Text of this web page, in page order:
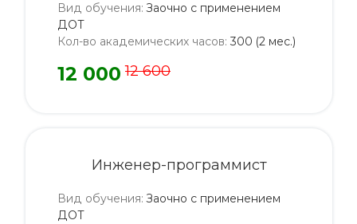
Вид обучения: Заочно с применением
ДОТ
Кол-во академических часов: 300 (2 мес.)
12 000 12 600
Инженер-программист
Вид обучения: Заочно с применением
ДОТ